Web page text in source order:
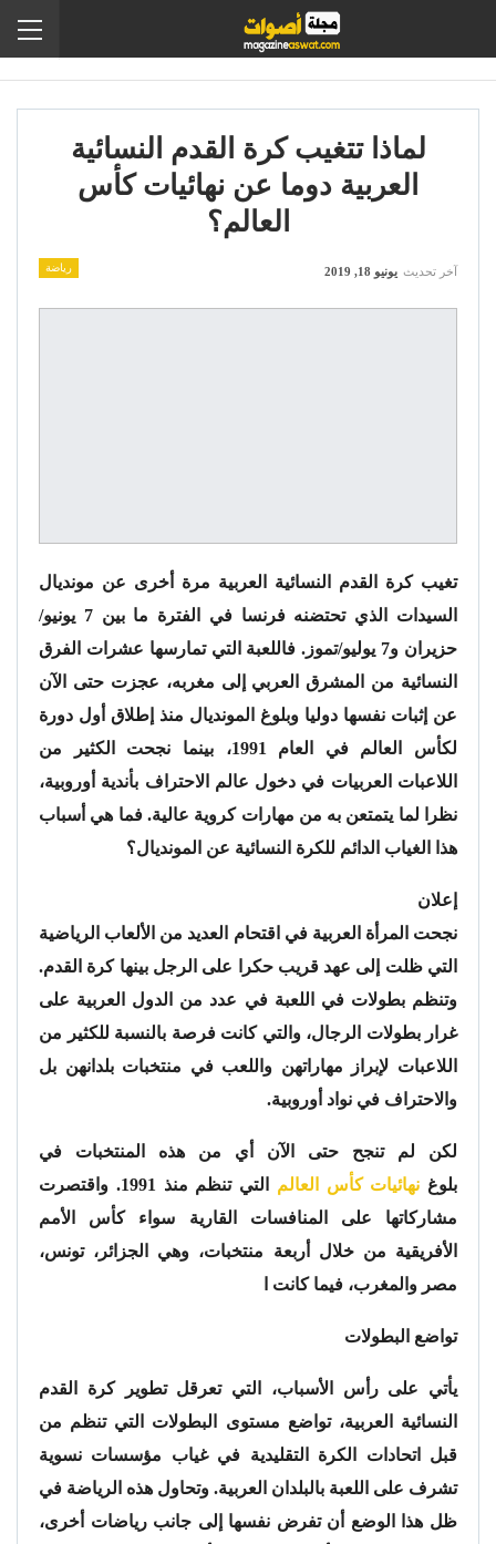
لماذا تتغيب كرة القدم النسائية
العربية دوما عن نهائيات كأس
العالم؟
رياضة آخر تحديث يونيو 18, 2019
تغيب كرة القدم النسائية العربية مرة أخرى عن مونديال
السيدات الذي تحتضنه فرنسا في الفترة ما بين 7 يونيو/
حزيران و7 يوليو/تموز. فاللعبة التي تمارسها عشرات الفرق
النسائية من المشرق العربي إلى مغربه، عجزت حتى الآن
عن إثبات نفسها دوليا وبلوغ المونديال منذ إطلاق أول دورة
لكأس العالم في العام 1991، بينما نجحت الكثير من
اللاعبات العربيات في دخول عالم الاحتراف بأندية أوروبية،
نظرا لما يتمتعن به من مهارات كروية عالية. فما هي أسباب
هذا الغياب الدائم للكرة النسائية عن المونديال؟
إعلان
نجحت المرأة العربية في اقتحام العديد من الألعاب الرياضية
التي ظلت إلى عهد قريب حكرا على الرجل بينها كرة القدم.
وتنظم بطولات في اللعبة في عدد من الدول العربية على
غرار بطولات الرجال، والتي كانت فرصة بالنسبة للكثير من
اللاعبات لإبراز مهاراتهن واللعب في منتخبات بلدانهن بل
والاحتراف في نواد أوروبية.
لكن لم تنجح حتى الآن أي من هذه المنتخبات في
بلوغ نهائيات كأس العالم
التي تنظم منذ 1991. واقتصرت
مشاركاتها على المنافسات القارية سواء كأس الأمم
الأفريقية من خلال أربعة منتخبات، وهي الجزائر، تونس،
مصر والمغرب، فيما كانت ا
تواضع البطولات
يأتي على رأس الأسباب، التي تعرقل تطوير كرة القدم
النسائية العربية، تواضع مستوى البطولات التي تنظم من
قبل اتحادات الكرة التقليدية في غياب مؤسسات نسوية
تشرف على اللعبة بالبلدان العربية. وتحاول هذه الرياضة في
ظل هذا الوضع أن تفرض نفسها إلى جانب رياضات أخرى،